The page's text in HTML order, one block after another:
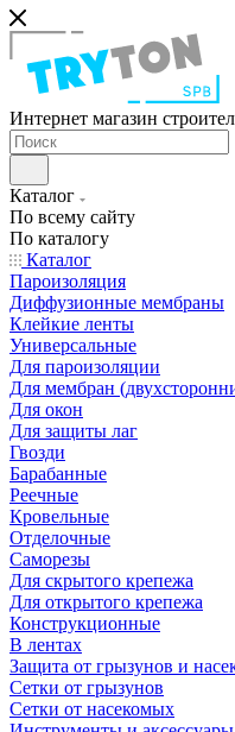
Интернет магазин
Каталог
По всему сайту
По каталогу
Каталог
Пароизоляция
Диффузионные мембраны
Клейкие ленты
Универсальные
Для пароизоляции
Для мембран
Для окон
Для защиты лаг
Гвозди
Барабанные
Реечные
Кровельные
Отделочные
Саморезы
Для скрытого крепежа
Для открытого крепежа
Конструкционные
В лентах
Защита от грызунов и
Сетки от грызунов
Сетки от насекомых